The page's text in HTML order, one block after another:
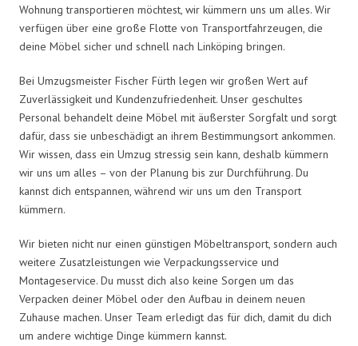
Wohnung transportieren möchtest, wir kümmern uns um alles. Wir
verfügen über eine große Flotte von Transportfahrzeugen, die
deine Möbel sicher und schnell nach Linköping bringen.
Bei Umzugsmeister Fischer Fürth legen wir großen Wert auf
Zuverlässigkeit und Kundenzufriedenheit. Unser geschultes
Personal behandelt deine Möbel mit äußerster Sorgfalt und sorgt
dafür, dass sie unbeschädigt an ihrem Bestimmungsort ankommen.
Wir wissen, dass ein Umzug stressig sein kann, deshalb kümmern
wir uns um alles – von der Planung bis zur Durchführung. Du
kannst dich entspannen, während wir uns um den Transport
kümmern.
Wir bieten nicht nur einen günstigen Möbeltransport, sondern auch
weitere Zusatzleistungen wie Verpackungsservice und
Montageservice. Du musst dich also keine Sorgen um das
Verpacken deiner Möbel oder den Aufbau in deinem neuen
Zuhause machen. Unser Team erledigt das für dich, damit du dich
um andere wichtige Dinge kümmern kannst.